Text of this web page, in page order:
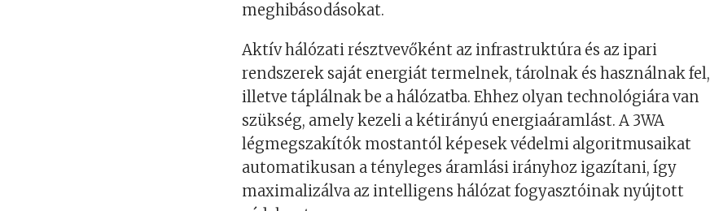
meghibásodásokat.
Aktív hálózati résztvevőként az infrastruktúra és az ipari
rendszerek saját energiát termelnek, tárolnak és használnak fel,
illetve táplálnak be a hálózatba. Ehhez olyan technológiára van
szükség, amely kezeli a kétirányú energiaáramlást. A 3WA
légmegszakítók mostantól képesek védelmi algoritmusaikat
automatikusan a tényleges áramlási irányhoz igazítani, így
maximalizálva az intelligens hálózat fogyasztóinak nyújtott